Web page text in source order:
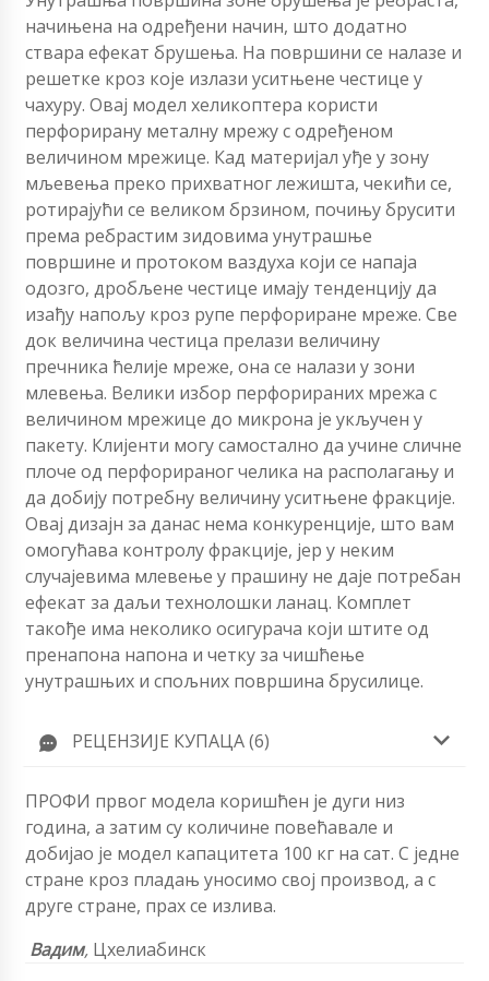
начињена на одређени начин, што додатно
ствара ефекат брушења. На површини се налазе и
решетке кроз које излази уситњене честице у
чахуру. Овај модел хеликоптера користи
перфорирану металну мрежу с одређеном
величином мрежице. Кад материјал уђе у зону
мљевења преко прихватног лежишта, чекићи се,
ротирајући се великом брзином, почињу брусити
према ребрастим зидовима унутрашње
површине и протоком ваздуха који се напаја
одозго, дробљене честице имају тенденцију да
изађу напољу кроз рупе перфориране мреже. Све
док величина честица прелази величину
пречника ћелије мреже, она се налази у зони
млевења. Велики избор перфорираних мрежа с
величином мрежице до микрона је укључен у
пакету. Клијенти могу самостално да учине сличне
плоче од перфорираног челика на располагању и
да добију потребну величину уситњене фракције.
Овај дизајн за данас нема конкуренције, што вам
омогућава контролу фракције, јер у неким
случајевима млевење у прашину не даје потребан
ефекат за даљи технолошки ланац. Комплет
такође има неколико осигурача који штите од
пренапона напона и четку за чишћење
унутрашњих и спољних површина брусилице.
РЕЦЕНЗИЈЕ КУПАЦА (6)
ПРОФИ првог модела коришћен је дуги низ
година, а затим су количине повећавале и
добијао је модел капацитета 100 кг на сат. С једне
стране кроз пладањ уносимо свој производ, а с
друге стране, прах се излива.
Вадим, Цхелиабинск